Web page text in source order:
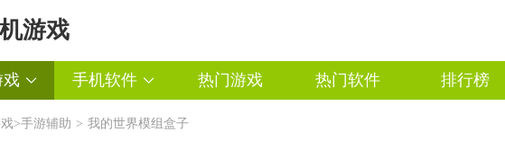
游戏
手机软件 热门游戏 热门软件 排行榜
>手游辅助 > 我的世界模组盒子